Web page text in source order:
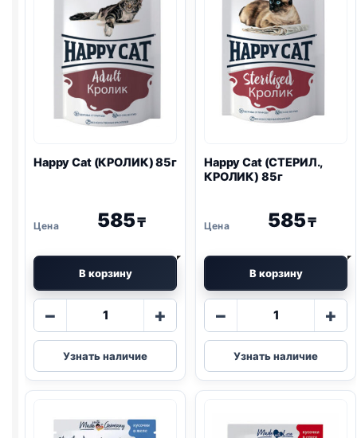
Happy Cat (КРОЛИК) 85г
585₸
В корзину
−
Количество
Happy
Cat
(КРОЛИК)
+
Узнать наличие
Happy Cat (СТЕРИЛ.,
КРОЛИК) 85г
585₸
В корзину
−
Количество
Happy
Cat
(СТЕРИЛ.,
+
Узнать наличие